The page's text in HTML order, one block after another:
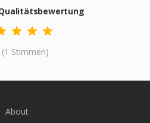
Qualitätsbewertung
(1 Stimmen)
About